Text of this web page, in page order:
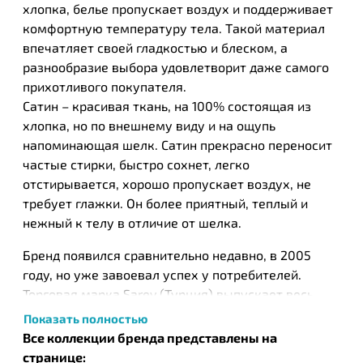
хлопка, белье пропускает воздух и поддерживает
комфортную температуру тела. Такой материал
впечатляет своей гладкостью и блеском, а
разнообразие выбора удовлетворит даже самого
прихотливого покупателя.
Сатин – красивая ткань, на 100% состоящая из
хлопка, но по внешнему виду и на ощупь
напоминающая шелк. Сатин прекрасно переносит
частые стирки, быстро сохнет, легко
отстирывается, хорошо пропускает воздух, не
требует глажки. Он более приятный, теплый и
нежный к телу в отличие от шелка.
Бренд появился сравнительно недавно, в 2005
году, но уже завоевал успех у потребителей.
Торговая марка Sarev (Турция) выпускает весь
спектр товаров домашнего текстиля. Для
изготовления ткани используется хлопок
Показать полностью
Все коллекции бренда представлены на
странице: